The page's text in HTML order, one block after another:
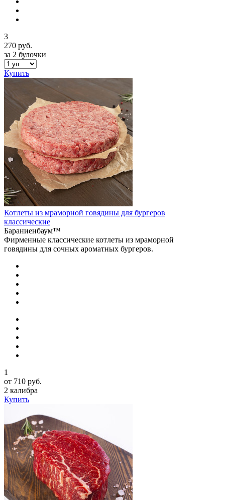
3
270 руб.
за 2 булочки
Купить
Котлеты из мраморной говядины для бургеров
классические
Бараниенбаум™
Фирменные классические котлеты из мраморной
говядины для сочных ароматных бургеров.
1
от 710 руб.
2 калибра
Купить